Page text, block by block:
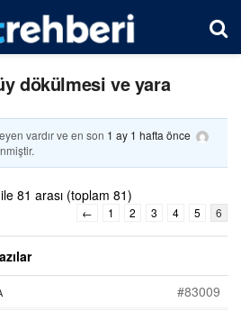
dökülmesi ve yara
vardır ve en son 1 ay 1 hafta önce
81 arası (toplam 81)
← 1 2 3 4 5 6
#83009